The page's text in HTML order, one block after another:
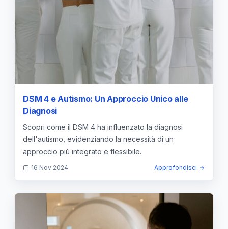
DSM 4 e Autismo: Un Approccio Unico alle
Diagnosi
Scopri come il DSM 4 ha influenzato la diagnosi
dell'autismo, evidenziando la necessità di un
approccio più integrato e flessibile.
16 Nov 2024 Approfondisci